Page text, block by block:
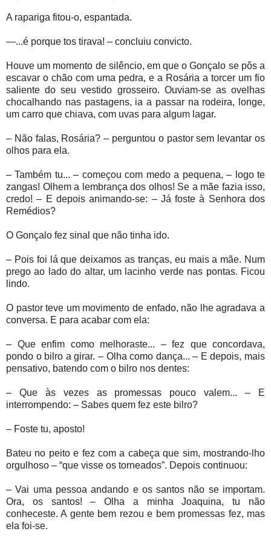
A rapariga fitou-o, espantada.
—...é porque tos tirava! – concluiu convicto.
Houve um momento de silêncio, em que o Gonçalo se pôs a
escavar o chão com uma pedra, e a Rosária a torcer um fio
saliente do seu vestido grosseiro. Ouviam-se as ovelhas
chocalhando nas pastagens, ia a passar na rodeira, longe,
um carro que chiava, com uvas para algum lagar.
– Não falas, Rosária? – perguntou o pastor sem levantar os
olhos para ela.
– Também tu... – começou com medo a pequena, – logo te
zangas! Olhem a lembrança dos olhos! Se a mãe fazia isso,
credo! – E depois animando-se: – Já foste à Senhora dos
Remédios?
O Gonçalo fez sinal que não tinha ido.
– Pois foi lá que deixamos as tranças, eu mais a mãe. Num
prego ao lado do altar, um lacinho verde nas pontas. Ficou
lindo.
O pastor teve um movimento de enfado, não lhe agradava a
conversa. E para acabar com ela:
– Que enfim como melhoraste... – fez que concordava,
pondo o bilro a girar. – Olha como dança... – E depois, mais
pensativo, batendo com o bilro nos dentes:
– Que às vezes as promessas pouco valem... – E
interrompendo: – Sabes quem fez este bilro?
– Foste tu, aposto!
Bateu no peito e fez com a cabeça que sim, mostrando-lho
orgulhoso – “que visse os torneados”. Depois continuou:
– Vai uma pessoa andando e os santos não se importam.
Ora, os santos! – Olha a minha Joaquina, tu não
conheceste. A gente bem rezou e bem promessas fez, mas
ela foi-se.